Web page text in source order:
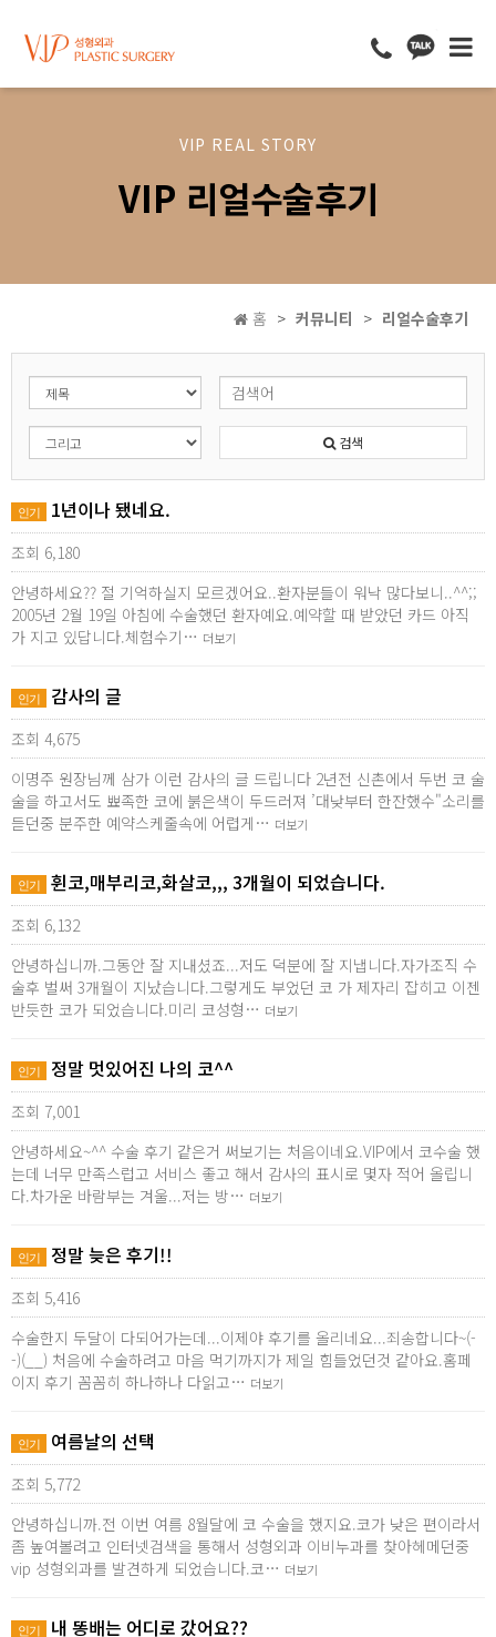
VIP REAL STORY
VIP 리얼수술후기
홈 커뮤니티 리얼수술후기
검색
인기 1년이나 됐네요.
조회 6,180
안녕하세요?? 절 기억하실지 모르겠어요..환자분들이 워낙 많다보니..^^;;
2005년 2월 19일 아침에 수술했던 환자예요.예약할 때 받았던 카드 아직
가 지고 있답니다.체험수기… 더보기
인기 감사의 글
조회 4,675
이명주 원장님께 삼가 이런 감사의 글 드립니다 2년전 신촌에서 두번 코 술
술을 하고서도 뾰족한 코에 붉은색이 두드러져 ’대낮부터 한잔했수"소리를
듣던중 분주한 예약스케줄속에 어렵게… 더보기
인기 휜코,매부리코,화살코,,, 3개월이 되었습니다.
조회 6,132
안녕하십니까.그동안 잘 지내셨죠...저도 덕분에 잘 지냅니다.자가조직 수
술후 벌써 3개월이 지났습니다.그렇게도 부었던 코 가 제자리 잡히고 이젠
반듯한 코가 되었습니다.미리 코성형… 더보기
인기 정말 멋있어진 나의 코^^
조회 7,001
안녕하세요~^^ 수술 후기 같은거 써보기는 처음이네요.VIP에서 코수술 했
는데 너무 만족스럽고 서비스 좋고 해서 감사의 표시로 몇자 적어 올립니
다.차가운 바람부는 겨울...저는 방… 더보기
인기 정말 늦은 후기!!
조회 5,416
수술한지 두달이 다되어가는데...이제야 후기를 올리네요...죄송합니다~(-
-)(__) 처음에 수술하려고 마음 먹기까지가 제일 힘들었던것 같아요.홈페
이지 후기 꼼꼼히 하나하나 다읽고… 더보기
인기 여름날의 선택
조회 5,772
안녕하십니까.전 이번 여름 8월달에 코 수술을 했지요.코가 낮은 편이라서
좀 높여볼려고 인터넷검색을 통해서 성형외과 이비누과를 찾아헤메던중
vip 성형외과를 발견하게 되었습니다.코… 더보기
인기 내 똥배는 어디로 갔어요??